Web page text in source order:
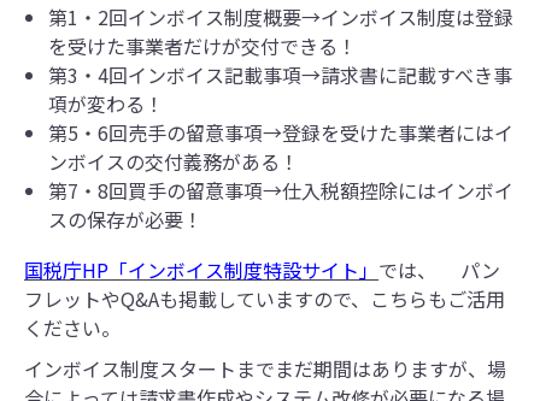
第1・2回インボイス制度概要→インボイス制度は登録
を受けた事業者だけが交付できる！
第3・4回インボイス記載事項→請求書に記載すべき事
項が変わる！
第5・6回売手の留意事項→登録を受けた事業者にはイ
ンボイスの交付義務がある！
第7・8回買手の留意事項→仕入税額控除にはインボイ
スの保存が必要！
国税庁HP「インボイス制度特設サイト」 では、 パン
フレットやQ&Aも掲載していますので、こちらもご活用
ください。
インボイス制度スタートまでまだ期間はありますが、場